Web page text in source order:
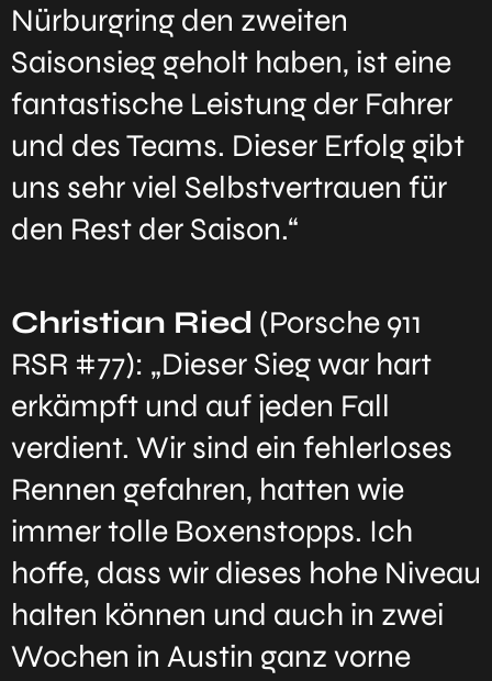
Nürburgring den zweiten
Saisonsieg geholt haben, ist eine
fantastische Leistung der Fahrer
und des Teams. Dieser Erfolg gibt
uns sehr viel Selbstvertrauen für
den Rest der Saison.“
Christian Ried (Porsche 911
RSR #77): „Dieser Sieg war hart
erkämpft und auf jeden Fall
verdient. Wir sind ein fehlerloses
Rennen gefahren, hatten wie
immer tolle Boxenstopps. Ich
hoffe, dass wir dieses hohe Niveau
halten können und auch in zwei
Wochen in Austin ganz vorne